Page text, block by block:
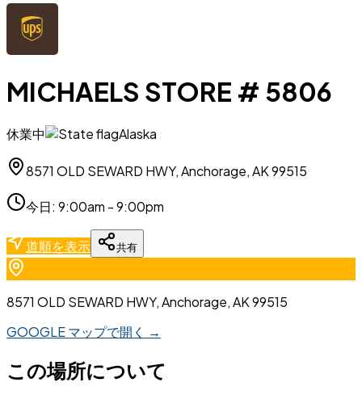
MICHAELS STORE # 5806
休業中 Alaska
8571 OLD SEWARD HWY, Anchorage, AK 99515
今日: 9:00am - 9:00pm
道順を表示 共有
8571 OLD SEWARD HWY, Anchorage, AK 99515
GOOGLE マップで開く →
この場所について